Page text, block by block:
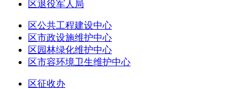
区退役军人局
区公共工程建设中心
区市政设施维护中心
区园林绿化维护中心
区市容环境卫生维护中心
区征收办